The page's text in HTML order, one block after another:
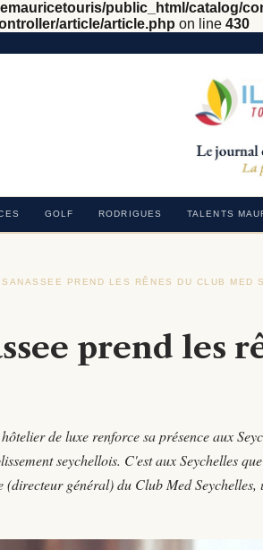
public_html/catalog/
article/article.php on line 430
GOLF RODRIGUES TALENTS
PREND LES RÊNES DU CLUB MED
prend les
de luxe renforce sa présence aux
seychellois. C'est aux Seychelles
(directeur général) du Club Med